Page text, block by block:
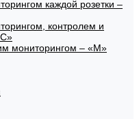
каждой розетки –
контролем и
мониторингом – «М»